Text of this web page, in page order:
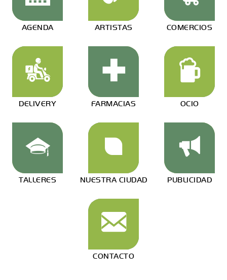
AGENDA ARTISTAS COMERCIOS
DELIVERY FARMACIAS OCIO
TALLERES NUESTRA CIUDAD PUBLICIDAD
CONTACTO